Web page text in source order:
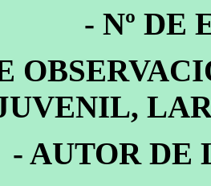
- Nº DE
- AUTOR DE